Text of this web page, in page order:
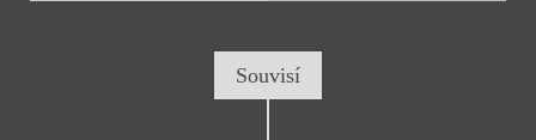
Souvisí